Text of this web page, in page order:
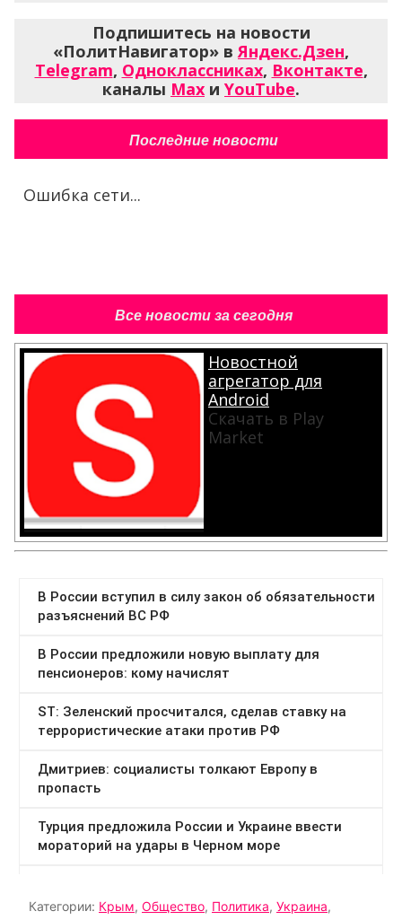
Подпишитесь на новости
«ПолитНавигатор» вЯндекс.Дзен,
Telegram, Одноклассниках, Вконтакте,
каналы Max и YouTube.
Последние новости
Ошибка сети...
Все новости за сегодня
Новостной
агрегатор для
Android
Скачать в Play
Market
Категории: Крым, Общество, Политика, Украина,